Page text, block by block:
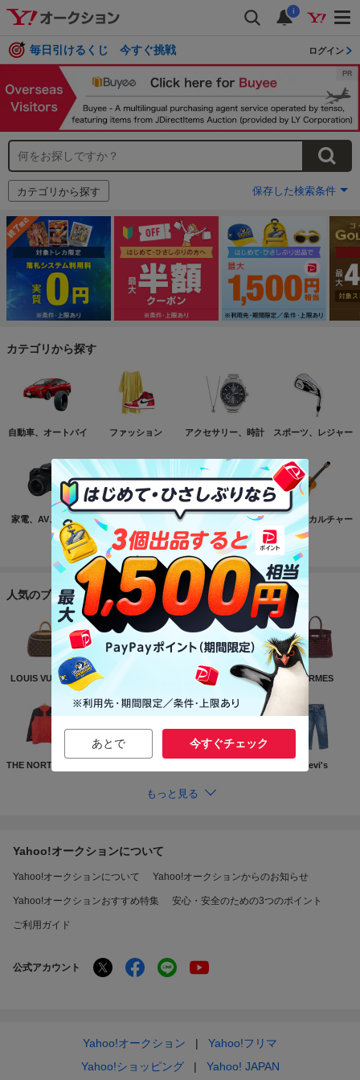
i
毎日引けるくじ 今すぐ挑戦 ログイン
カテゴリから探す 保存した検索条件
カテゴリから探す
自動車、オートバイ ファッション アクセサリー、時計 スポーツ、レジャー
家電、AV、カメラ コンピュータ おもちゃ、ゲーム ホビー、カルチャー
もっと見る
人気のブランド
LOUIS VUITTON CHANEL HERMES
THE NORTH FACE Levi's
もっと見る
Yahoo!オークションについて
Yahoo!オークションについて Yahoo!オークションからのお知らせ
Yahoo!オークションおすすめ特集 安心・安全のための3つのポイント
ご利用ガイド
公式アカウント
Yahoo!オークション
Yahoo!フリマ
Yahoo!ショッピング
Yahoo! JAPAN
あとで 今すぐチェック